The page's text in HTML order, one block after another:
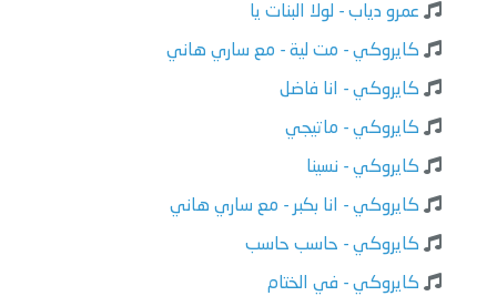
عمرو دياب - لولا البنات يا
كايروكي - مت لية - مع ساري هاني
كايروكي - انا فاضل
كايروكي - ماتيجي
كايروكي - نسينا
كايروكي - انا بكبر - مع ساري هاني
كايروكي - حاسب حاسب
كايروكي - في الختام